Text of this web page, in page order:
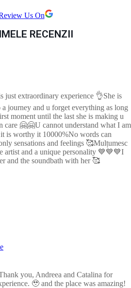
Us On
RECENZII
just extraordinary experience 👌She is
journey and u forget everything as long
moment until the last she is making u
care 🤗🤗U cannot understand what I am
is worthy it 10000%No words can
sensations and feelings 🥰Mulțumesc
artist and a unique personality 💙💙💙I
and the soundbath with her 🥰
you, Andreea and Catalina for
🥹 and the place was amazing!